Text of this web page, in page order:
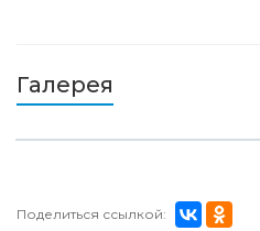
Галерея
Поделиться ссылкой: